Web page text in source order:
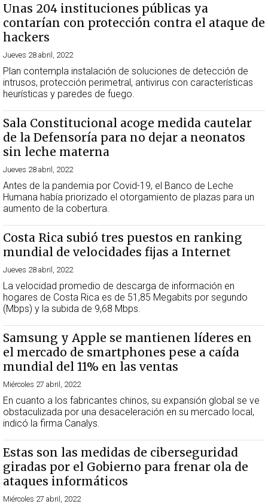
Unas 204 instituciones públicas ya
contarían con protección contra el ataque de
hackers
Jueves 28 abril, 2022
Plan contempla instalación de soluciones de detección de
intrusos, protección perimetral, antivirus con características
heurísticas y paredes de fuego.
Sala Constitucional acoge medida cautelar
de la Defensoría para no dejar a neonatos
sin leche materna
Jueves 28 abril, 2022
Antes de la pandemia por Covid-19, el Banco de Leche
Humana había priorizado el otorgamiento de plazas para un
aumento de la cobertura.
Costa Rica subió tres puestos en ranking
mundial de velocidades fijas a Internet
Jueves 28 abril, 2022
La velocidad promedio de descarga de información en
hogares de Costa Rica es de 51,85 Megabits por segundo
(Mbps) y la subida de 9,68 Mbps.
Samsung y Apple se mantienen líderes en
el mercado de smartphones pese a caída
mundial del 11% en las ventas
Miércoles 27 abril, 2022
En cuanto a los fabricantes chinos, su expansión global se ve
obstaculizada por una desaceleración en su mercado local,
indicó la firma Canalys.
Estas son las medidas de ciberseguridad
giradas por el Gobierno para frenar ola de
ataques informáticos
Miércoles 27 abril, 2022